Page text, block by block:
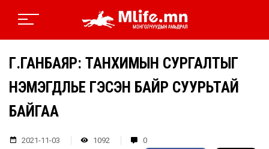
Г.ГАНБАЯР: ТАНХИМЫН СУРГАЛТЫГ
НЭМЭГДҮҮЛЬЕ ГЭСЭН БАЙР СУУРЬТАЙ
БАЙГАА
2021-11-03 1092 0